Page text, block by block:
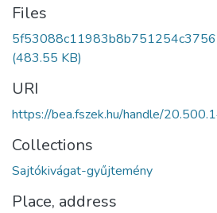
Files
(483.55 KB)
URI
https://bea.fszek.hu/handle/
Collections
Sajtókivágat-gyűjtemény
Place, address